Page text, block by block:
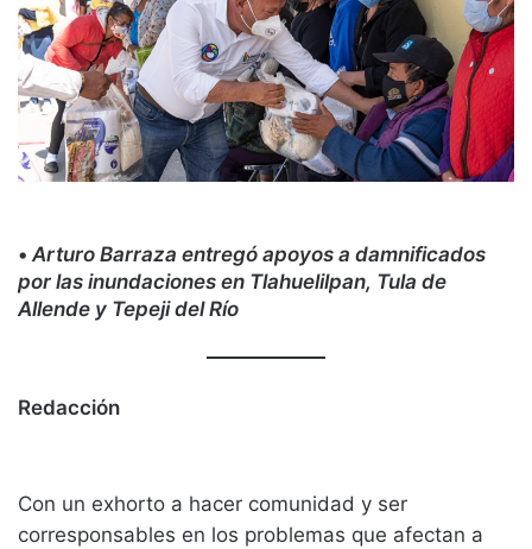
• Arturo Barraza entregó apoyos a damnificados
por las inundaciones en Tlahuelilpan, Tula de
Allende y Tepeji del Río
Redacción
Con un exhorto a hacer comunidad y ser
corresponsables en los problemas que afectan a